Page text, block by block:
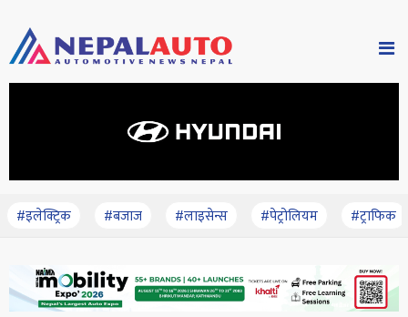
#इलेक्ट्रिक #बजाज #लाइसेन्स #पेट्रोलियम #ट्राफिक